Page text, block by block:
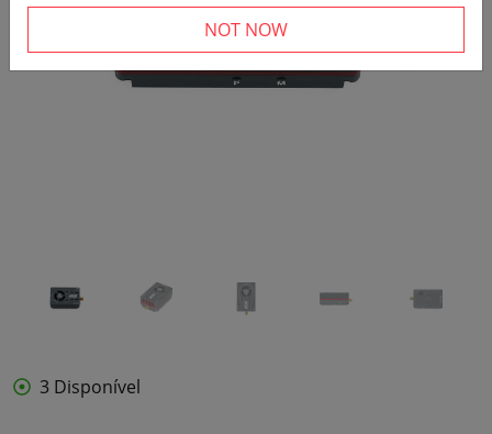
3 Disponível
NOT NOW